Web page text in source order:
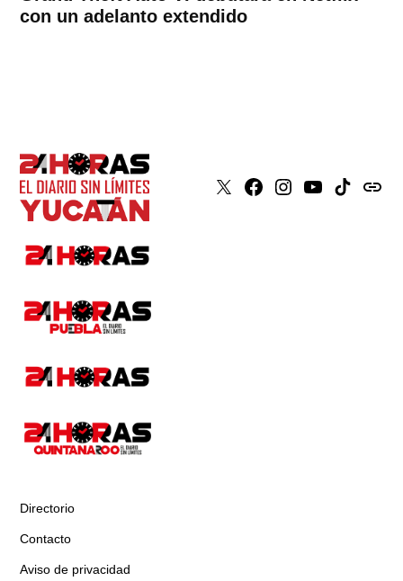
con un adelanto extendido
X Faceboook
Instagram
YoutubeTiktokissuu
Directorio
Contacto
Aviso de privacidad